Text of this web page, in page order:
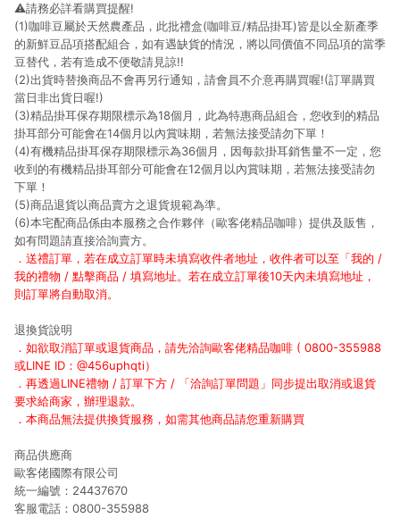
⚠請務必詳看購買提醒!
(1)咖啡豆屬於天然農產品，此批禮盒(咖啡豆/精品掛耳)皆是以全新產季
的新鮮豆品項搭配組合，如有遇缺貨的情況，將以同價值不同品項的當季
豆替代，若有造成不便敬請見諒!!
(2)出貨時替換商品不會再另行通知，請會員不介意再購買喔!(訂單購買
當日非出貨日喔!)
(3)精品掛耳保存期限標示為18個月，此為特惠商品組合，您收到的精品
掛耳部分可能會在14個月以內賞味期，若無法接受請勿下單！
(4)有機精品掛耳保存期限標示為36個月，因每款掛耳銷售量不一定，您
收到的有機精品掛耳部分可能會在12個月以內賞味期，若無法接受請勿
下單！
(5)商品退貨以商品賣方之退貨規範為準。
(6)本宅配商品係由本服務之合作夥伴（歐客佬精品咖啡）提供及販售，
如有問題請直接洽詢賣方。
．送禮訂單，若在成立訂單時未填寫收件者地址，收件者可以至「我的 /
我的禮物 / 點擊商品 / 填寫地址。若在成立訂單後10天內未填寫地址，
則訂單將自動取消。
退換貨說明
．如欲取消訂單或退貨商品，請先洽詢歐客佬精品咖啡 ( 0800-355988
或LINE ID：@456uphqti）
．再透過LINE禮物 / 訂單下方 / 「洽詢訂單問題」同步提出取消或退貨
要求給商家，辦理退款。
．本商品無法提供換貨服務，如需其他商品請您重新購買
商品供應商
歐客佬國際有限公司
統一編號：24437670
客服電話：0800-355988